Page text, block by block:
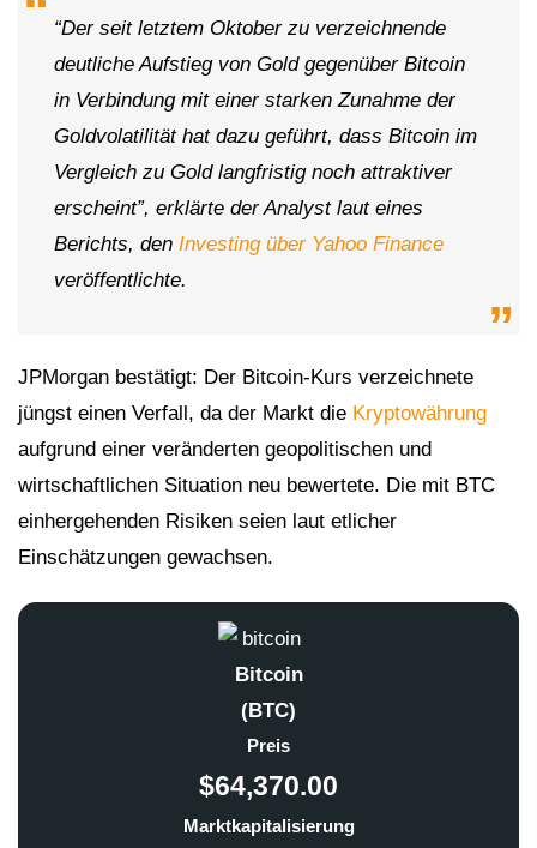
“Der seit letztem Oktober zu verzeichnende
deutliche Aufstieg von Gold gegenüber Bitcoin
in Verbindung mit einer starken Zunahme der
Goldvolatilität hat dazu geführt, dass Bitcoin im
Vergleich zu Gold langfristig noch attraktiver
erscheint”, erklärte der Analyst laut eines
Berichts, den Investing über Yahoo Finance
veröffentlichte.
JPMorgan bestätigt: Der Bitcoin-Kurs verzeichnete
jüngst einen Verfall, da der Markt die Kryptowährung
aufgrund einer veränderten geopolitischen und
wirtschaftlichen Situation neu bewertete. Die mit BTC
einhergehenden Risiken seien laut etlicher
Einschätzungen gewachsen.
Bitcoin
(BTC)
Preis
$64,370.00
Marktkapitalisierung